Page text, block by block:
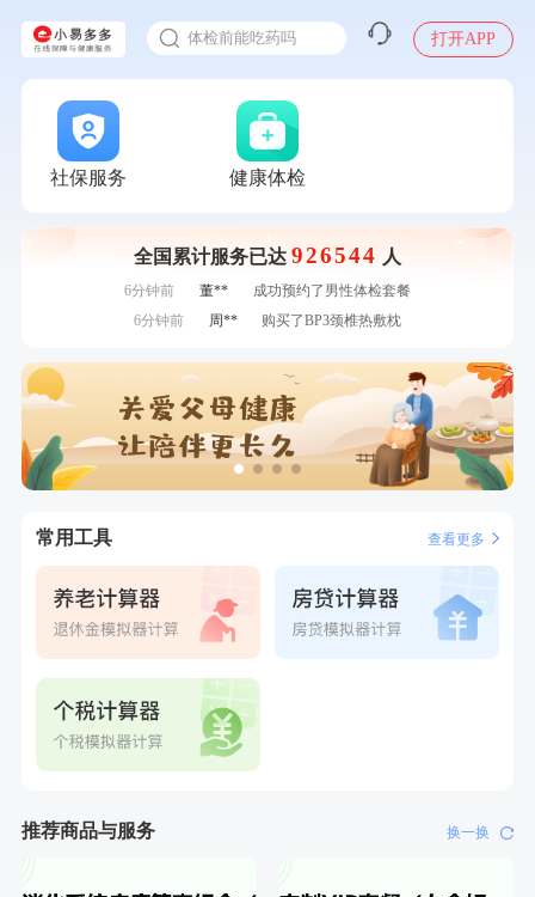
体检前能吃药吗
入职体检在线预约
甲状腺癌怎么筛查
打开APP
社保服务 健康体检
全国累计服务已达 926544 人
刚刚 张**
成功预约了心脏病套餐
刚刚
陆**
购买了固本堂阿胶糕传统口味400g
刚刚
陆**
购买了固本堂阿胶糕传统口味400g
1分钟前
购买了美的1.5L电热水壶HJ1522
成功预约了心脏病套餐
2分钟前
成功预约了男性婚前体检基础套餐
4分钟前
李**
成功预约了老年女性体检套餐
6分钟前
董**
成功预约了男性体检套餐
6分钟前
周**
购买了BP3颈椎热敷枕
刘**
成功预约了入职体检套餐
刚刚
张**
成功预约了心脏病套餐
刚刚
张** 成功预约了心脏病套餐
常用工具 查看更多
推荐商品与服务 换一换